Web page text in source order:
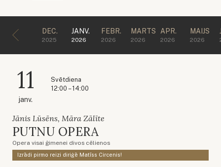
DEC.
2025
JANV.
2026
FEBR.
2026
MARTS
2026
APR.
2026
MAIJS
2026
11
janv.
Svētdiena
12:00 – 14:00
Jānis Lūsēns, Māra Zālīte
PUTNU OPERA
Opera visai ģimenei divos cēlienos
Izrādi pirmo reizi diriģē Matīss Circenis!